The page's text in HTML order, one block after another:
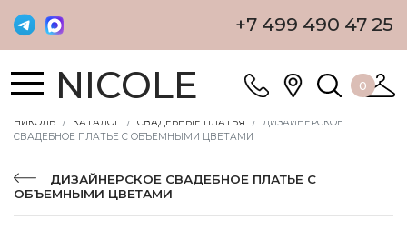
+7 499 490 47 25
NICOLE 0
НИКОЛЬ КАТАЛОГ СВАДЕБНЫЕ ПЛАТЬЯ
ДИЗАЙНЕРСКОЕ
СВАДЕБНОЕ ПЛАТЬЕ С ОБЪЕМНЫМИ ЦВЕТАМИ
ДИЗАЙНЕРСКОЕ СВАДЕБНОЕ ПЛАТЬЕ С
ОБЪЕМНЫМИ ЦВЕТАМИ